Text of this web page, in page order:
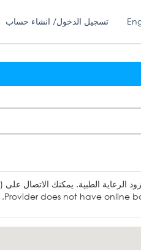
تسجيل الدخول/ انشاء حساب
الطبية. يمكنك الاتصال على (03/926695) لتحديد موعد!
Provider does not have online